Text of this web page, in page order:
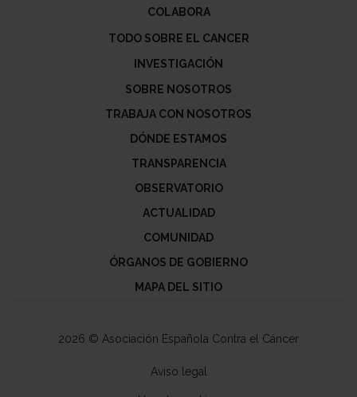
COLABORA
TODO SOBRE EL CANCER
INVESTIGACIÓN
SOBRE NOSOTROS
TRABAJA CON NOSOTROS
DÓNDE ESTAMOS
TRANSPARENCIA
OBSERVATORIO
ACTUALIDAD
COMUNIDAD
ÓRGANOS DE GOBIERNO
MAPA DEL SITIO
2026 © Asociación Española Contra el Cáncer
Aviso legal